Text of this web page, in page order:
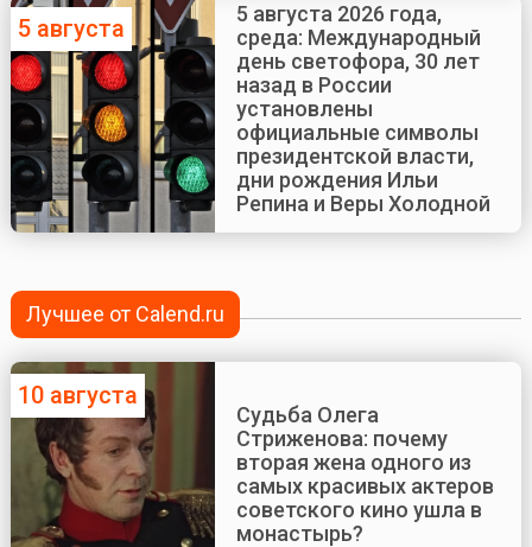
5 августа
5 августа 2026 года,
среда: Международный
день светофора, 30 лет
назад в России
установлены
официальные символы
президентской власти,
дни рождения Ильи
Репина и Веры Холодной
Лучшее от Calend.ru
10 августа
Судьба Олега
Стриженова: почему
вторая жена одного из
самых красивых актеров
советского кино ушла в
монастырь?